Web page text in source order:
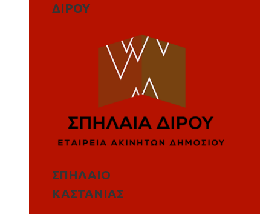
ΔΙΡΟΥ
ΣΠΗΛΑΙΟ
ΚΑΣΤΑΝΙΑΣ